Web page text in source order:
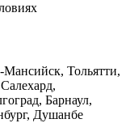
Тольятти,
Барнаул,
Душанбе